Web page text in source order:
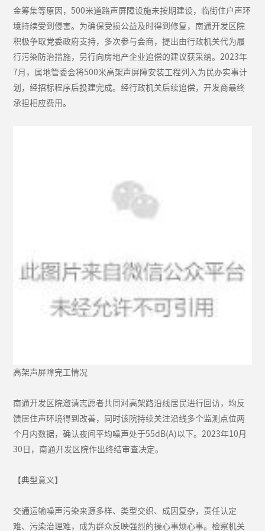
金筹集等原因，500米道路声屏障设施未按期建设，临街住户声环
境持续受到侵害。为确保受损公益及时得到修复，南通开发区院
积极争取党委政府支持，多次参与会商，提出由行政机关代为履
行污染防治措施，另行向房地产企业追偿的建议获采纳。2023年
7月，属地管委会将500米高架声屏障安装工程列入为民办实事计
划，经招标程序后投建完成。经行政机关后续追偿，开发商最终
承担相应费用。
高架声屏障完工情况
南通开发区院邀请志愿者共同对高架路沿线居民进行回访，均反
馈居住声环境得到改善，同时该院持续关注沿线多个监测点位两
个月内数据，确认夜间平均噪声处于55dB(A)以下。2023年10月
30日，南通开发区院作出终结审查决定。
【典型意义】
交通运输噪声污染来源多样、类型交织、成因复杂，责任认定
难、污染治理难，成为群众反映强烈的操心事烦心事。检察机关